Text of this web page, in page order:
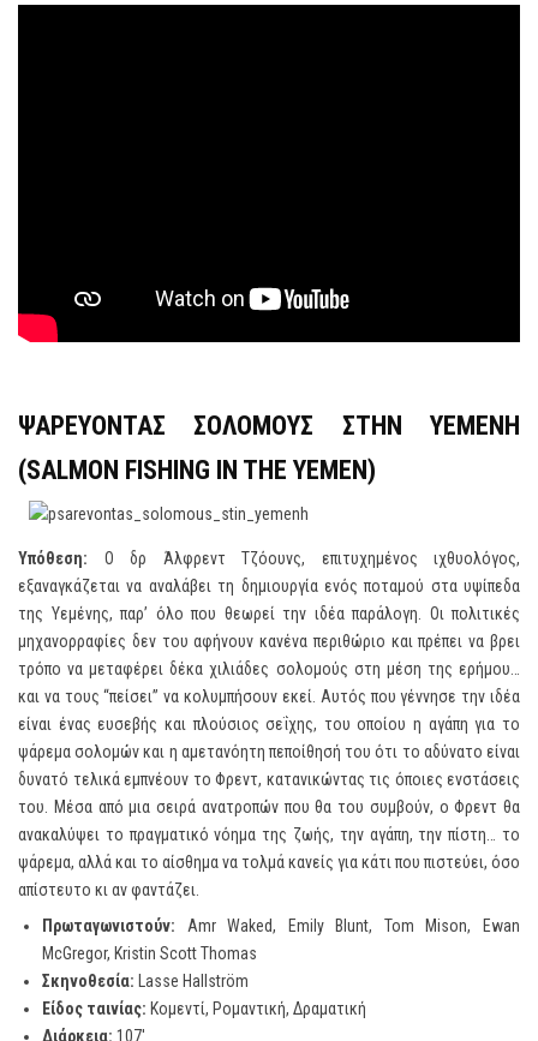
ΨΑΡΕΥΟΝΤΑΣ ΣΟΛΟΜΟΥΣ ΣΤΗΝ ΥΕΜΕΝΗ
(SALMON FISHING IN THE YEMEN)
Υπόθεση: Ο δρ Άλφρεντ Τζόουνς, επιτυχημένος ιχθυολόγος,
εξαναγκάζεται να αναλάβει τη δημιουργία ενός ποταμού στα υψίπεδα
της Υεμένης, παρ’ όλο που θεωρεί την ιδέα παράλογη. Οι πολιτικές
μηχανορραφίες δεν του αφήνουν κανένα περιθώριο και πρέπει να βρει
τρόπο να μεταφέρει δέκα χιλιάδες σολομούς στη μέση της ερήμου…
και να τους “πείσει” να κολυμπήσουν εκεί. Αυτός που γέννησε την ιδέα
είναι ένας ευσεβής και πλούσιος σεΐχης, του οποίου η αγάπη για το
ψάρεμα σολομών και η αμετανόητη πεποίθησή του ότι το αδύνατο είναι
δυνατό τελικά εμπνέουν το Φρεντ, κατανικώντας τις όποιες ενστάσεις
του. Μέσα από μια σειρά ανατροπών που θα του συμβούν, ο Φρεντ θα
ανακαλύψει το πραγματικό νόημα της ζωής, την αγάπη, την πίστη… το
ψάρεμα, αλλά και το αίσθημα να τολμά κανείς για κάτι που πιστεύει, όσο
απίστευτο κι αν φαντάζει.
Πρωταγωνιστούν: Amr Waked, Emily Blunt, Tom Mison, Ewan
McGregor, Kristin Scott Thomas
Σκηνοθεσία:
Lasse Hallström
Είδος ταινίας: Κομεντί, Ρομαντική, Δραματική
Διάρκεια: 107′